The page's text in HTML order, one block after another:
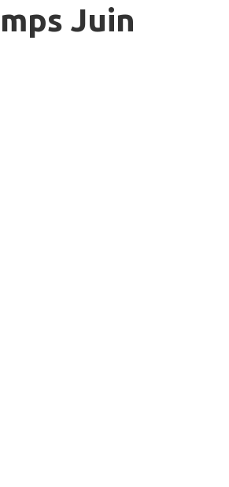
Juin